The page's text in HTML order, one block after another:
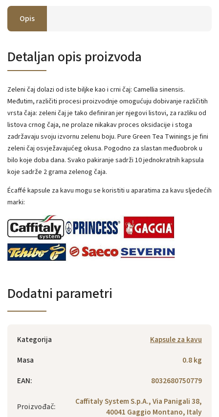
Opis
Detaljan opis proizvoda
Zeleni čaj dolazi od iste biljke kao i crni čaj: Camellia sinensis.
Međutim, različiti procesi proizvodnje omogućuju dobivanje različitih
vrsta čaja: zeleni čaj je tako definiran jer njegovi listovi, za razliku od
listova crnog čaja, ne prolaze nikakav proces oksidacije i stoga
zadržavaju svoju izvornu zelenu boju. Pure Green Tea Twinings je fini
zeleni čaj osvježavajućeg okusa. Pogodno za slastan međuobrok u
bilo koje doba dana. Svako pakiranje sadrži 10 jednokratnih kapsula
koje sadrže 2 grama zelenog čaja.
Écaffé kapsule za kavu mogu se koristiti u aparatima za kavu sljedećih
marki:
Dodatni parametri
Kategorija
Kapsule za kavu
Masa
0.8 kg
EAN: 8032680750779
Proizvođač:
Caffitaly System S.p.A., Via Panigali 38,
40041 Gaggio Montano, Italy